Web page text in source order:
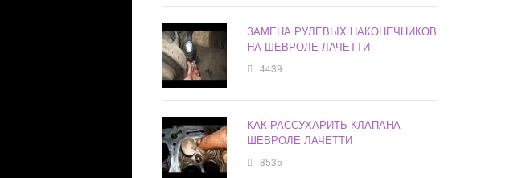
ЗАМЕНА РУЛЕВЫХ НАКОНЕЧНИКОВ
НА ШЕВРОЛЕ ЛАЧЕТТИ
4439
КАК РАССУХАРИТЬ КЛАПАНА
ШЕВРОЛЕ ЛАЧЕТТИ
8535